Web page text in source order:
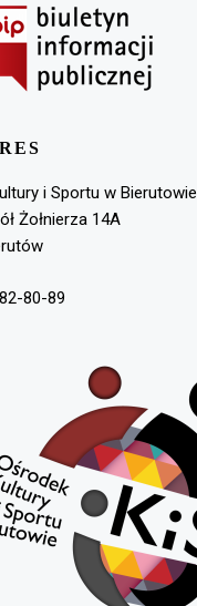
i Sportu w Bierutowie
Żołnierza 14A
80-89